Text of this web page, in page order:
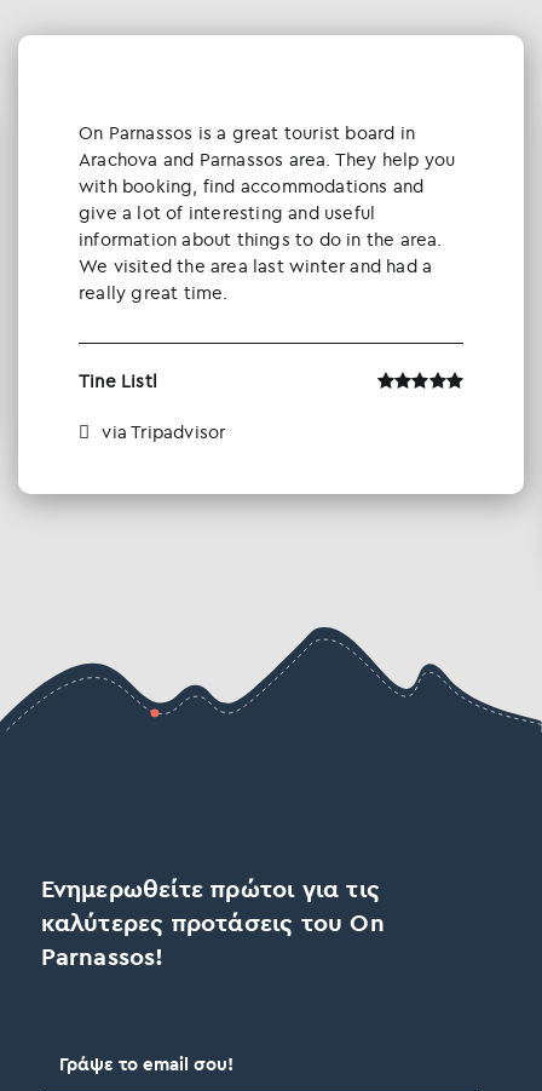
Οn Parnassos is a great tourist board in
Arachova and Parnassos area. They help you
with booking, find accommodations and
give a lot of interesting and useful
information about things to do in the area.
We visited the area last winter and had a
really great time.
Tine Listl
via Tripadvisor
Ενημερωθείτε πρώτοι για τις
καλύτερες προτάσεις του On
Parnassos!